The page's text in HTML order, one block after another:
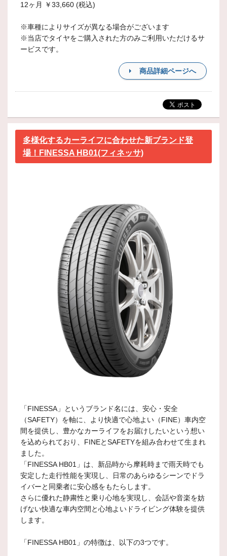
12ヶ月 ￥33,660 (税込)
※車種によりサイズが異なる場合がございます
※当店でタイヤをご購入された方のみご利用いただけるサ
ービスです。
商品詳細ページへ
多様化するカーライフに合わせた新ブランド登
場！FINESSA HB01(フィネッサ)
「FINESSA」というブランド名には、安心・安全
（SAFETY）を軸に、より快適で心地よい（FINE）車内空
間を提供し、豊かなカーライフをお届けしたいという想い
を込められており、FINEとSAFETYを組み合わせて生まれ
ました。
「FINESSA HB01」は、新品時から摩耗時まで雨天時でも
安定した走行性能を実現し、日常のあらゆるシーンでドラ
イバーと同乗者に安心感をもたらします。
さらに優れた静粛性と乗り心地を実現し、会話や音楽を妨
げない快適な車内空間と心地よいドライビング体験を提供
します。
「FINESSA HB01」の特徴は、以下の3つです。